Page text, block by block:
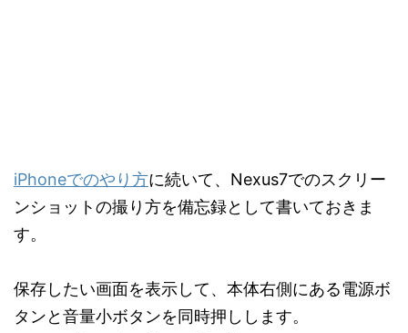
iPhoneでのやり方に続いて、Nexus7でのスクリー
ンショットの撮り方を備忘録として書いておきま
す。
保存したい画面を表示して、本体右側にある電源ボ
タンと音量小ボタンを同時押しします。